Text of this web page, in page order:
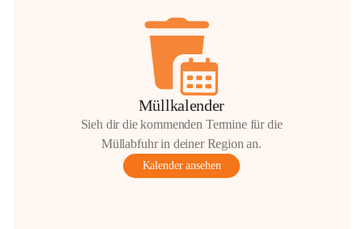
Müllkalender
Sieh dir die kommenden Termine für die
Müllabfuhr in deiner Region an.
Kalender ansehen